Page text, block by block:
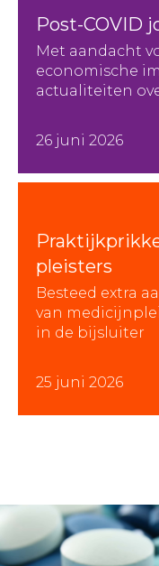
Post-COVID
Met aandacht
economische
actualiteiten
26 juni 2026
pleisters
Besteed extra
van
in de bijsluiter
25 juni 2026